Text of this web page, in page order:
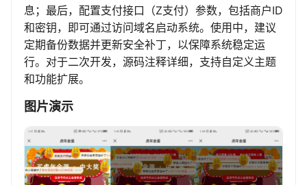
息；最后，配置支付接口（Z支付）参数，包括商户ID
和密钥，即可通过访问域名启动系统。使用中，建议
定期备份数据并更新安全补丁，以保障系统稳定运
行。对于二次开发，源码注释详细，支持自定义主题
和功能扩展。
图片演示